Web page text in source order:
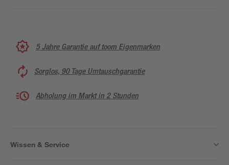
5 Jahre Garantie auf toom Eigenmarken
Sorglos, 90 Tage Umtauschgarantie
Abholung im Markt in 2 Stunden
Wissen & Service